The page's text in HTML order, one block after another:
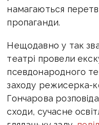
намагаються
пропаганди.
Нещодавно у так
театрі провели
псевдонародного
заходу режисерка-
Гончарова
сходи, сучасне